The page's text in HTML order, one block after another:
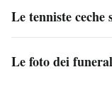
Le tenniste
Le foto dei